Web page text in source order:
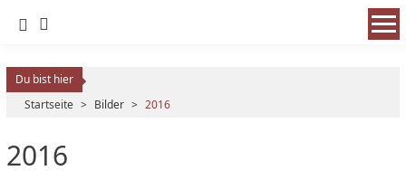
Du bist hier
Startseite > Bilder > 2016
2016